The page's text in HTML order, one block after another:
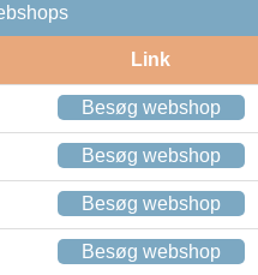
Link
Besøg webshop
Besøg webshop
Besøg webshop
Besøg webshop